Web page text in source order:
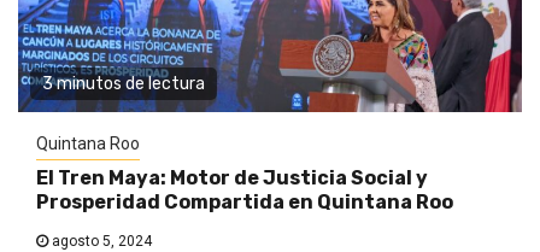
3 minutos de lectura
Quintana Roo
El Tren Maya: Motor de Justicia Social y
Prosperidad Compartida en Quintana Roo
agosto 5, 2024